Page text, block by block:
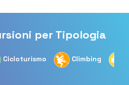
per Tipologia
Cicloturismo Climbing